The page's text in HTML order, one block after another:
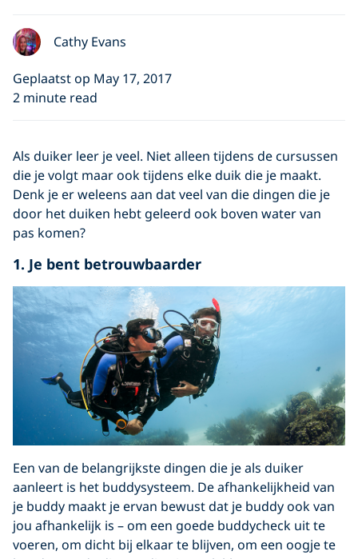
Cathy Evans
Geplaatst op May 17, 2017
2 minute read
Als duiker leer je veel. Niet alleen tijdens de cursussen
die je volgt maar ook tijdens elke duik die je maakt.
Denk je er weleens aan dat veel van die dingen die je
door het duiken hebt geleerd ook boven water van
pas komen?
1. Je bent betrouwbaarder
Een van de belangrijkste dingen die je als duiker
aanleert is het buddysysteem. De afhankelijkheid van
je buddy maakt je ervan bewust dat je buddy ook van
jou afhankelijk is – om een goede buddycheck uit te
voeren, om dicht bij elkaar te blijven, om een oogje te